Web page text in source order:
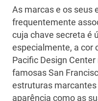
As marcas e os seus
frequentemente
cuja chave secreta é
especialmente, a cor
Pacific Design
famosas San
estruturas
aparência como as